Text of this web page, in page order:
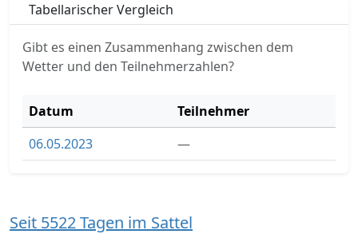
Tabellarischer Vergleich
Gibt es einen Zusammenhang zwischen dem
Wetter und den Teilnehmerzahlen?
Datum
Teilnehmer
06.05.2023
—
Seit 5522 Tagen im Sattel